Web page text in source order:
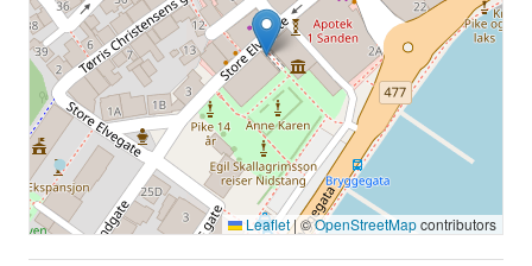
Leaflet|©OpenStreetMapcontributors